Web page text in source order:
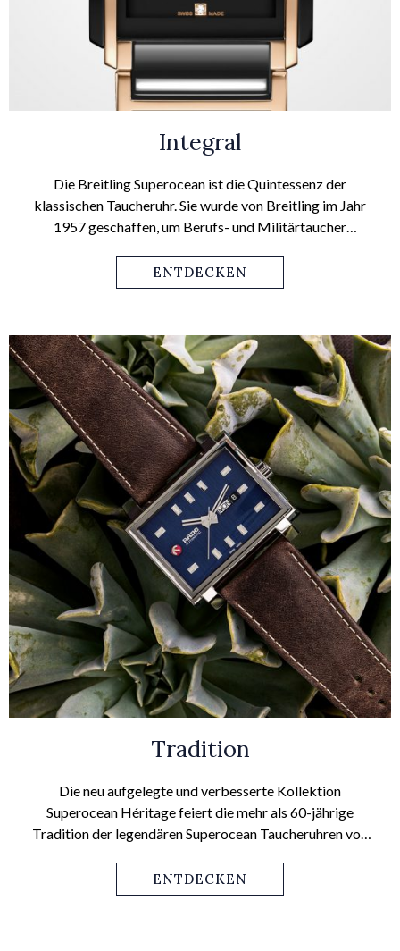
Integral
Die Breitling Superocean ist die Quintessenz der
klassischen Taucheruhr. Sie wurde von Breitling im Jahr
1957 geschaffen, um Berufs- und Militärtaucher
Freizeittauchern und Uhrenfans. Inzwischen ist sie für Ihre
hohe Leistungsfähigkeit beim Tauchen, Surfen oder
ENTDECKEN
Tradition
Die neu aufgelegte und verbesserte Kollektion
Superocean Héritage feiert die mehr als 60-jährige
Tradition der legendären Superocean Taucheruhren von
1957 und modernen Werken, ist dem Schweizer
Sportuhrenspezialisen das Revival dieser Ikone
ENTDECKEN